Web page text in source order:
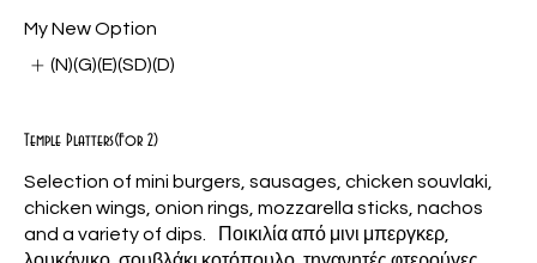
My New Option
(N)(G)(E)(SD)(D)
Temple Platters(For 2)
Selection of mini burgers, sausages, chicken souvlaki,
chicken wings, onion rings, mozzarella sticks, nachos
and a variety of dips. Ποικιλία από μινι μπεργκερ,